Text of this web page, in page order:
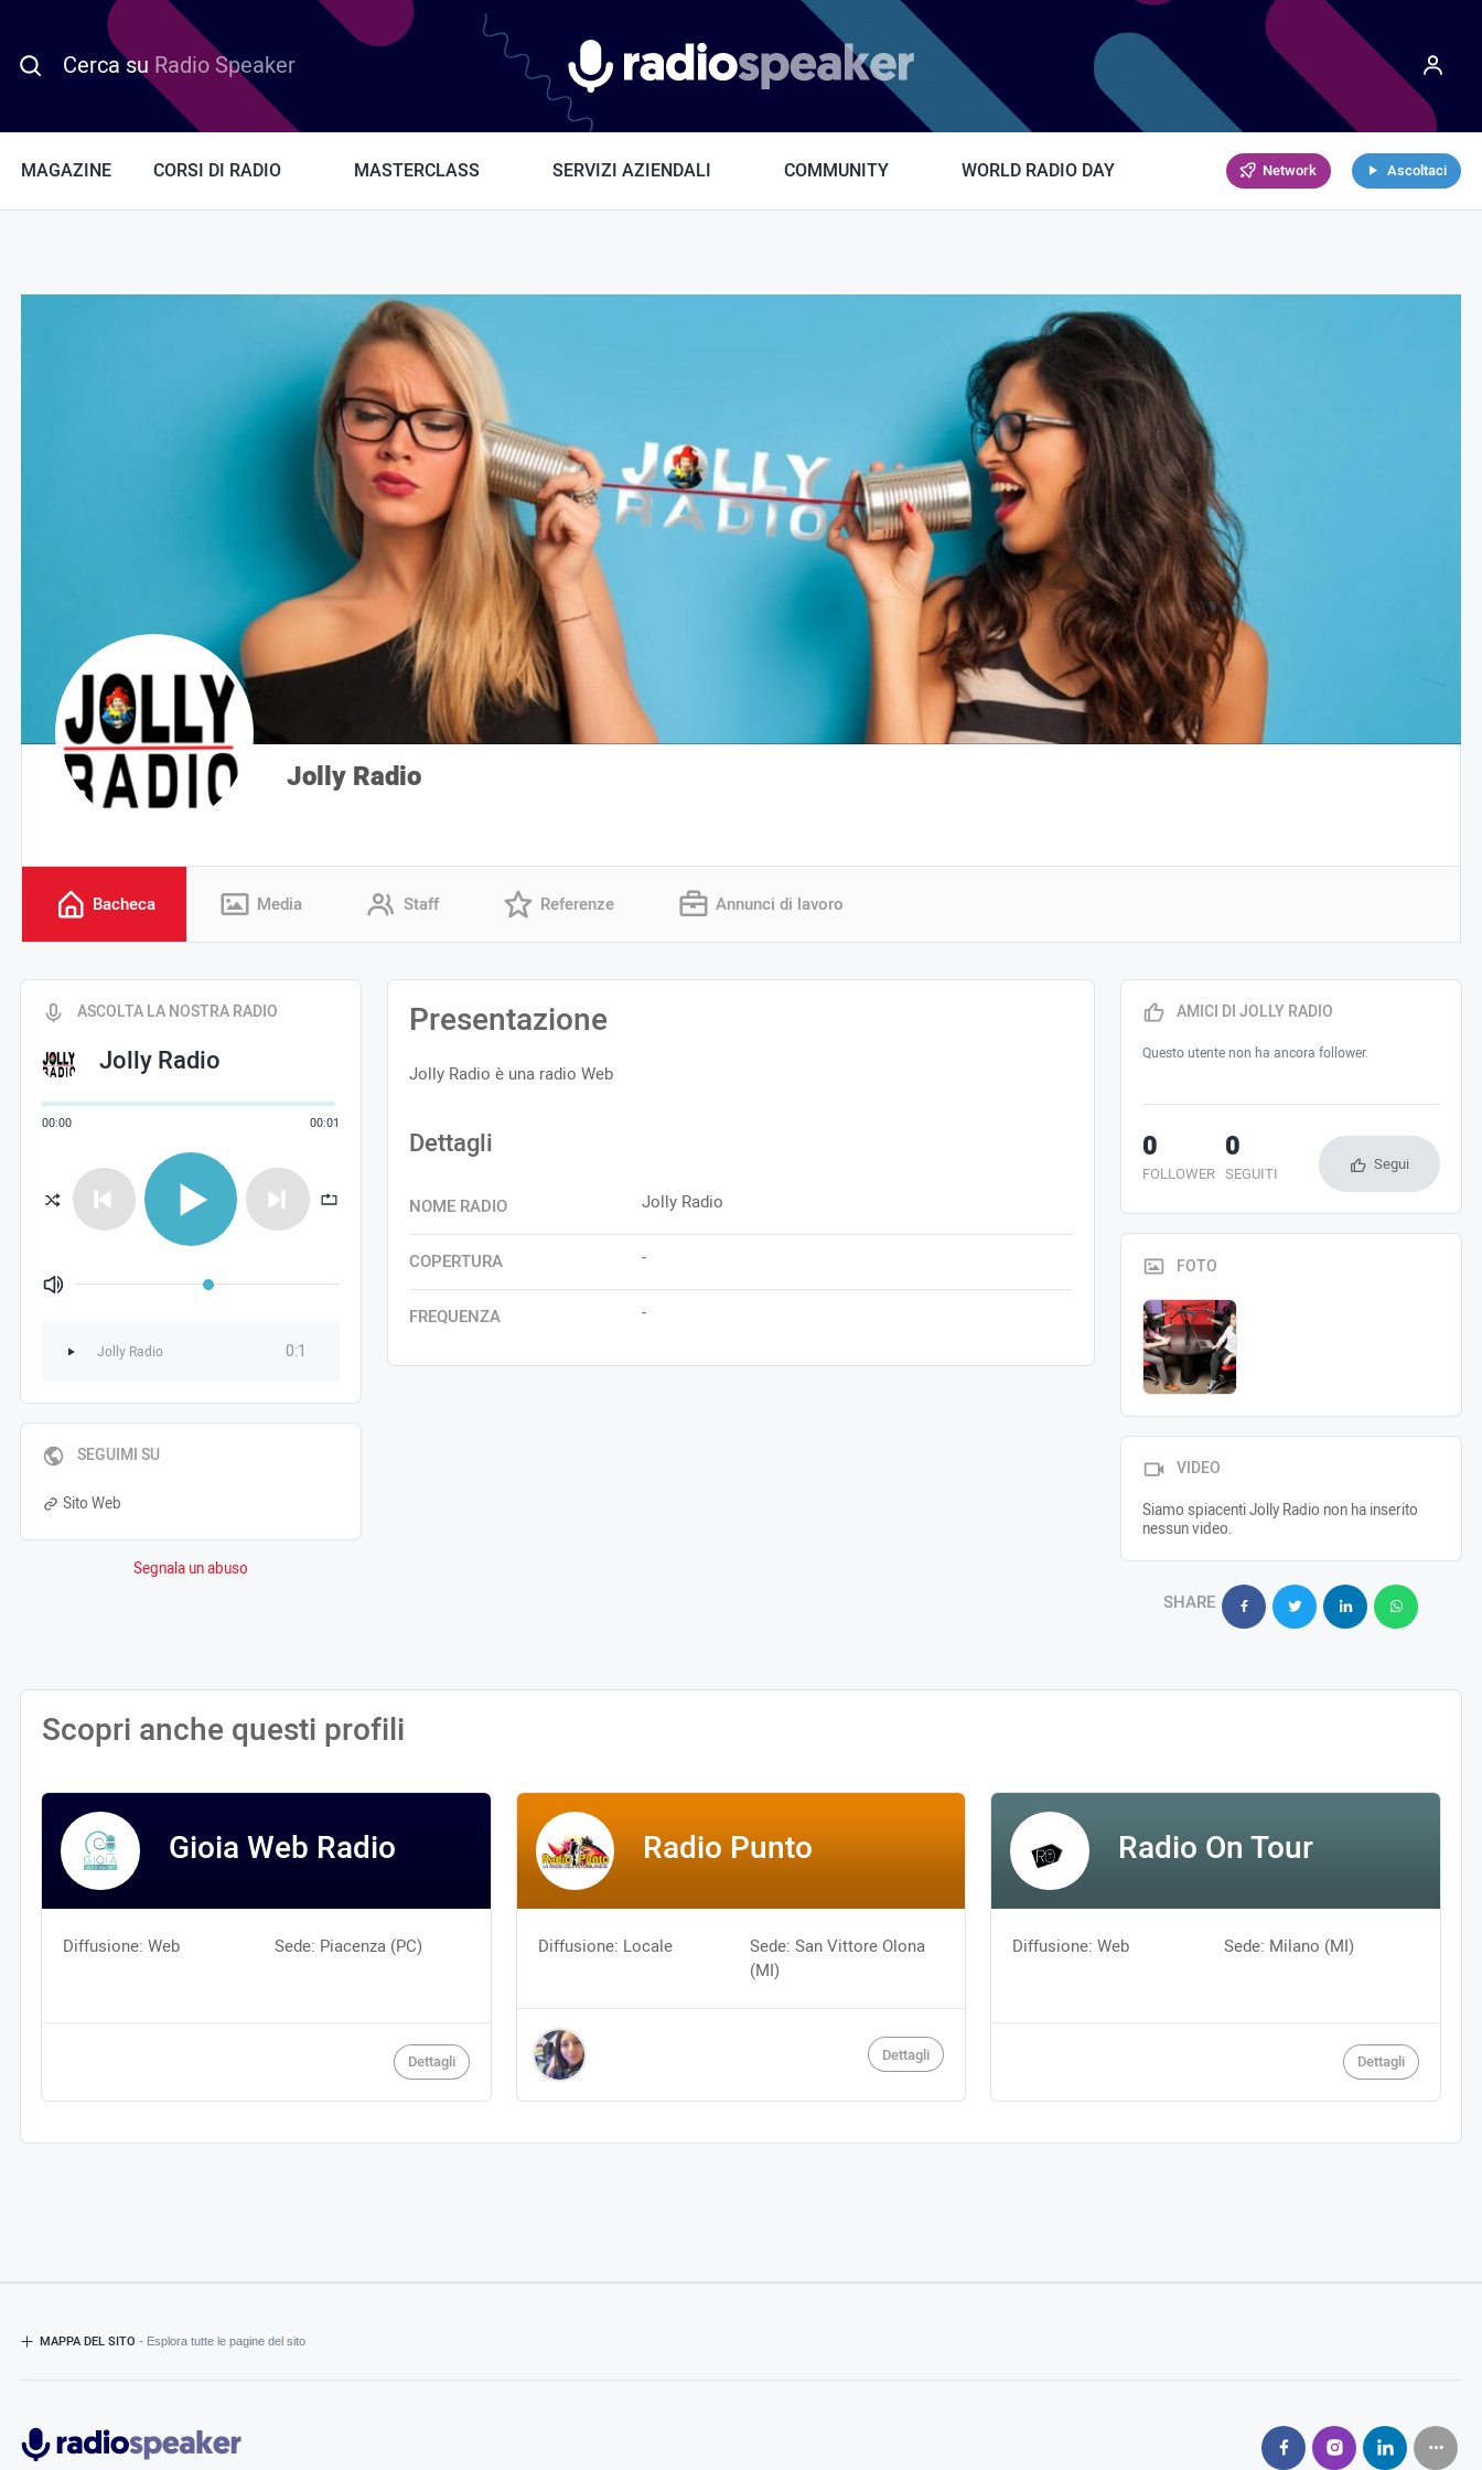
Cerca su Radio Speaker Radiospeaker.it
MAGAZINE CORSI DI RADIO MASTERCLASS SERVIZI AZIENDALI COMMUNITY WORLD RADIO DAY Network Ascoltaci
Jolly Radio
Bacheca Media Staff Referenze Annunci di lavoro
ASCOLTA LA NOSTRA RADIO
Jolly Radio
00:00 00:01
Volume
Jolly Radio 0:1
SEGUIMI SU
Sito Web
Segnala un abuso
Presentazione
Jolly Radio è una radio Web
Dettagli
NOME RADIO Jolly Radio
COPERTURA -
FREQUENZA -
AMICI DI JOLLY RADIO
Questo utente non ha ancora follower.
FOLLOWER
0
SEGUITI
0 Segui
FOTO
VIDEO
Siamo spiacenti Jolly Radio non ha inserito
nessun video.
SHARE
Scopri anche questi profili
Gioia Web Radio
Diffusione: Web Sede: Piacenza (PC)
Dettagli
Radio Punto
Diffusione: Locale
Sede: San Vittore Olona
(MI)
Dettagli
Radio On Tour
Diffusione: Web Sede: Milano (MI)
Dettagli
MAPPA DEL SITO - Esplora tutte le pagine del sito
Radiospeaker.it